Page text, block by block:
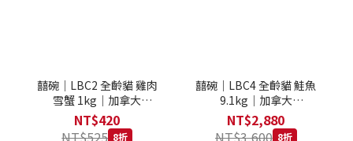
囍碗｜LBC2 全齡貓 雞肉
雪蟹 1kg｜加拿大
Loveabowl 天然無穀糧 1
公斤 成貓 無穀貓飼料
NT$420
NT$525 8折
囍碗｜LBC4 全齡貓 鮭魚
9.1kg｜加拿大
Loveabowl 天然無穀糧
9.1公斤 成貓 無穀貓飼料
NT$2,880
NT$3,600 8折